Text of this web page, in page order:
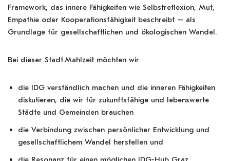
Framework, das innere Fähigkeiten wie Selbstreflexion, Mut,
Empathie oder Kooperationsfähigkeit beschreibt – als
Grundlage für gesellschaftlichen und ökologischen Wandel.
Bei dieser Stadt.Mahlzeit möchten wir
die IDG verständlich machen und die inneren Fähigkeiten
diskutieren, die wir für zukunftsfähige und lebenswerte
Städte und Gemeinden brauchen
die Verbindung zwischen persönlicher Entwicklung und
gesellschaftlichem Wandel herstellen und